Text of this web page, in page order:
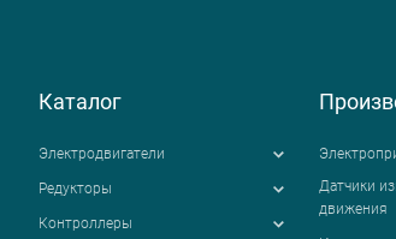
Каталог
Электродвигатели
Редукторы
Контроллеры
Датчики
движения